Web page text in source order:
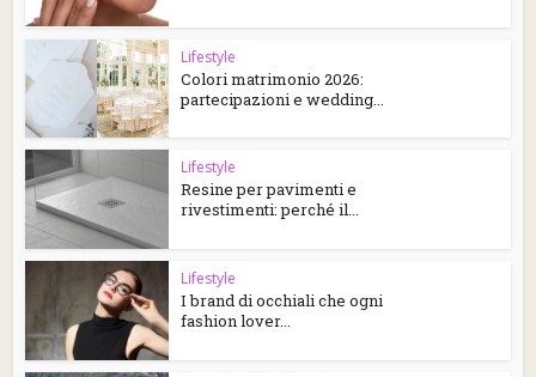
Lifestyle
Colori matrimonio 2026:
partecipazioni e wedding...
Lifestyle
Resine per pavimenti e
rivestimenti: perché il...
Lifestyle
I brand di occhiali che ogni
fashion lover...